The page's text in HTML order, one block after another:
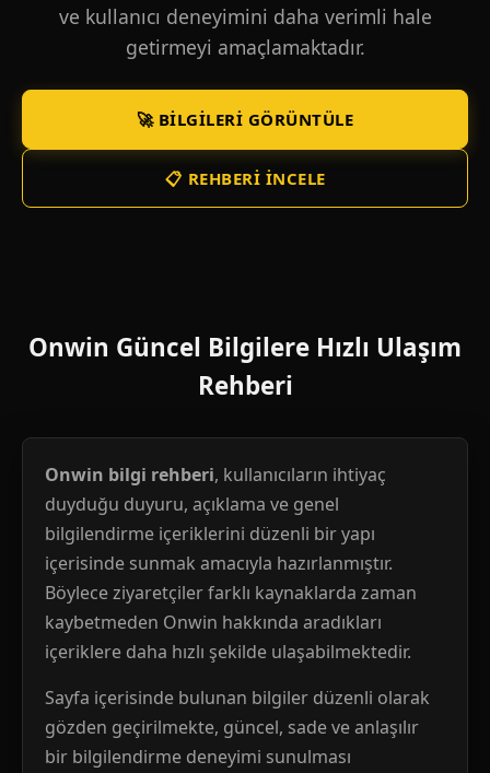
ve kullanıcı deneyimini daha verimli hale
getirmeyi amaçlamaktadır.
🚀 BILGILERI GÖRÜNTÜLE
📋 REHBERI İNCELE
Onwin Güncel Bilgilere Hızlı Ulaşım
Rehberi
Onwin bilgi rehberi, kullanıcıların ihtiyaç
duyduğu duyuru, açıklama ve genel
bilgilendirme içeriklerini düzenli bir yapı
içerisinde sunmak amacıyla hazırlanmıştır.
Böylece ziyaretçiler farklı kaynaklarda zaman
kaybetmeden Onwin hakkında aradıkları
içeriklere daha hızlı şekilde ulaşabilmektedir.
Sayfa içerisinde bulunan bilgiler düzenli olarak
gözden geçirilmekte, güncel, sade ve anlaşılır
bir bilgilendirme deneyimi sunulması